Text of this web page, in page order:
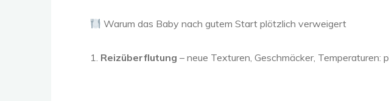
Warum das Baby nach gutem Start plötzlich verweigert
1. Reizüberflutung – neue Texturen, Geschmäcker, Temperaturen: